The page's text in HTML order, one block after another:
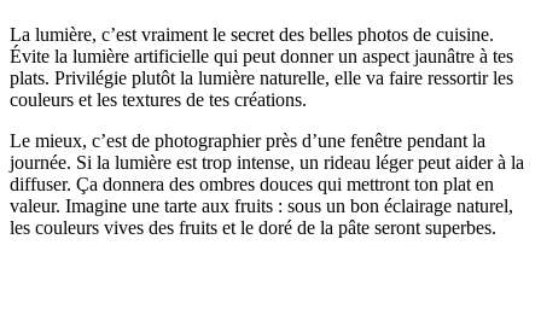
La lumière, c’est vraiment le secret des belles photos de cuisine.
Évite la lumière artificielle qui peut donner un aspect jaunâtre à tes
plats. Privilégie plutôt la lumière naturelle, elle va faire ressortir les
couleurs et les textures de tes créations.
Le mieux, c’est de photographier près d’une fenêtre pendant la
journée. Si la lumière est trop intense, un rideau léger peut aider à la
diffuser. Ça donnera des ombres douces qui mettront ton plat en
valeur. Imagine une tarte aux fruits : sous un bon éclairage naturel,
les couleurs vives des fruits et le doré de la pâte seront superbes.